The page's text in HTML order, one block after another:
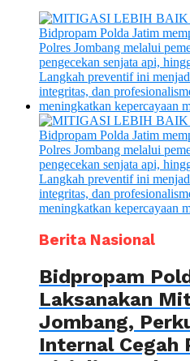
Berita Nasional
Bidpropam
Laksanakan
Jombang,
Internal Cegah